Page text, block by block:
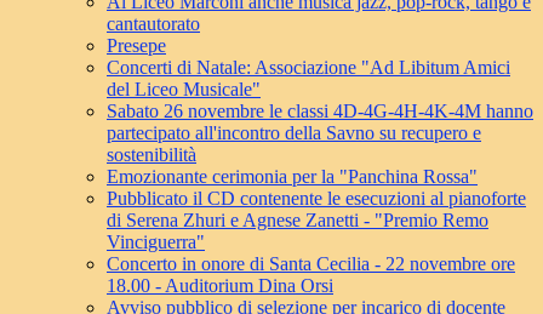
cantautorato
Presepe
Concerti di Natale: Associazione "Ad Libitum Amici
del Liceo Musicale"
Sabato 26 novembre le classi 4D-4G-4H-4K-4M hanno
partecipato all'incontro della Savno su recupero e
sostenibilità
Emozionante cerimonia per la "Panchina Rossa"
Pubblicato il CD contenente le esecuzioni al pianoforte
di Serena Zhuri e Agnese Zanetti - "Premio Remo
Vinciguerra"
Concerto in onore di Santa Cecilia - 22 novembre ore
18.00 - Auditorium Dina Orsi
Avviso pubblico di selezione per incarico di docente